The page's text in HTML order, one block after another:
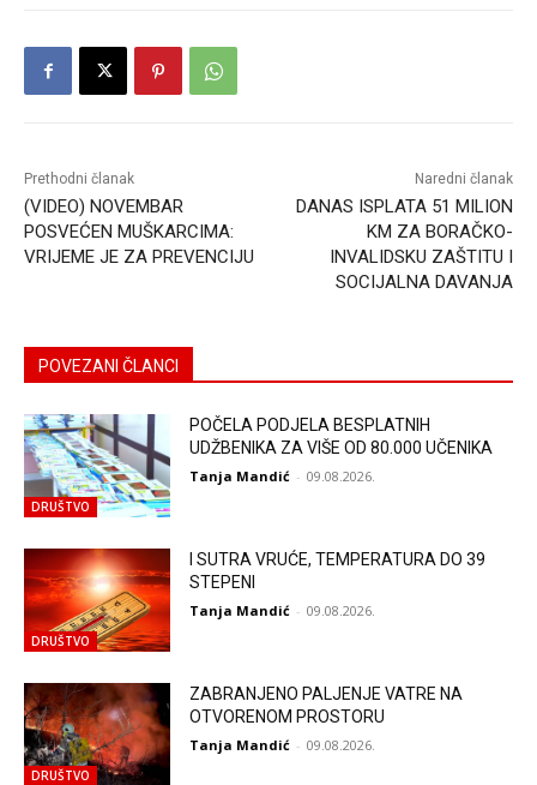
Prethodni članak
(VIDEO) NOVEMBAR
POSVEĆEN MUŠKARCIMA:
VRIJEME JE ZA PREVENCIJU
Naredni članak
DANAS ISPLATA 51 MILION
KM ZA BORAČKO-
INVALIDSKU ZAŠTITU I
SOCIJALNA DAVANJA
POVEZANI ČLANCI
DRUŠTVO
POČELA PODJELA BESPLATNIH
UDŽBENIKA ZA VIŠE OD 80.000 UČENIKA
Tanja Mandić - 09.08.2026.
DRUŠTVO
I SUTRA VRUĆE, TEMPERATURA DO 39
STEPENI
Tanja Mandić - 09.08.2026.
DRUŠTVO
ZABRANJENO PALJENJE VATRE NA
OTVORENOM PROSTORU
Tanja Mandić - 09.08.2026.